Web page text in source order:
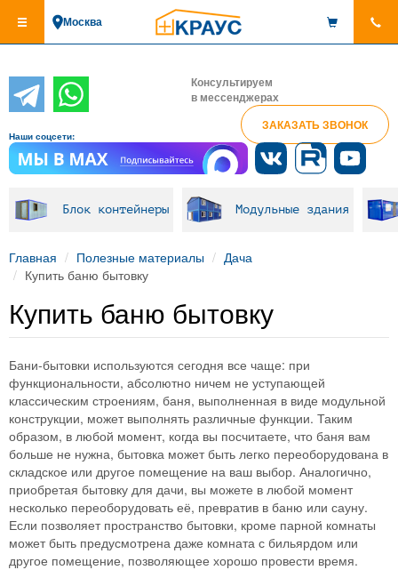
основному
Москва
Консультируем
в мессенджерах
ЗАКАЗАТЬ ЗВОНОК
Наши соцсети:
Блок контейнеры Модульные здания
Главная Полезные материалы
Дача
Купить баню бытовку
Купить баню бытовку
Бани-бытовки используются сегодня все чаще: при
функциональности, абсолютно ничем не уступающей
классическим строениям, баня, выполненная в виде модульной
конструкции, может выполнять различные функции. Таким
образом, в любой момент, когда вы посчитаете, что баня вам
больше не нужна, бытовка может быть легко переоборудована в
складское или другое помещение на ваш выбор. Аналогично,
приобретая бытовку для дачи, вы можете в любой момент
несколько переоборудовать её, превратив в баню или сауну.
Если позволяет пространство бытовки, кроме парной комнаты
может быть предусмотрена даже комната с бильярдом или
другое помещение, позволяющее хорошо провести время.